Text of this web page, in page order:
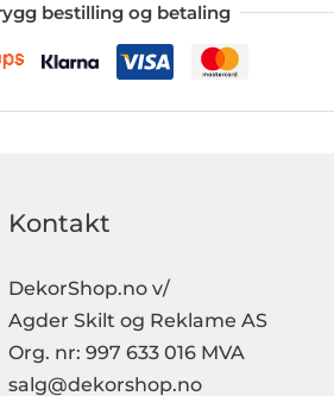
bestilling og betaling
Kontakt
DekorShop.no v/
Agder Skilt og Reklame AS
Org. nr: 997 633 016 MVA
salg@dekorshop.no